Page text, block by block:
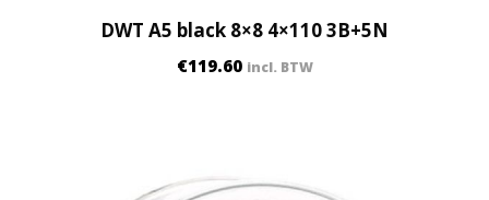
DWT A5 black 8×8 4×110 3B+5N
€119.60 incl. BTW